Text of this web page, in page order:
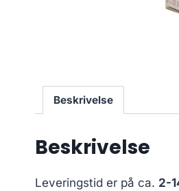
Beskrivelse
Beskrivelse
Leveringstid er på ca. 2-